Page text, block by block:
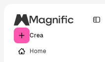
Crea
Home